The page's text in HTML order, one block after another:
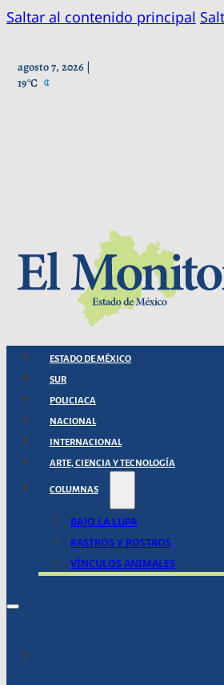
Saltar al contenido principal
agosto 7, 2026 |
19°C
ESTADO DE MÉXICO
SUR
POLICIACA
NACIONAL
INTERNACIONAL
ARTE, CIENCIA Y TECNOLOGÍA
COLUMNAS
BAJO LA LUPA
RASTROS Y ROSTROS
VÍNCULOS ANIMALES